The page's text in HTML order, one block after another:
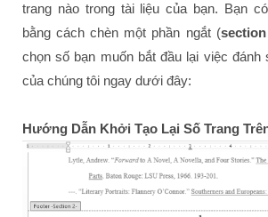
trang nào trong tài liệu của bạn. Bạn
bằng cách chèn một phần ngắt (
chọn số bạn muốn bắt đầu lại việc
của chúng tôi ngay dưới đây:
Hướng Dẫn Khởi Tạo Lại Số Trang